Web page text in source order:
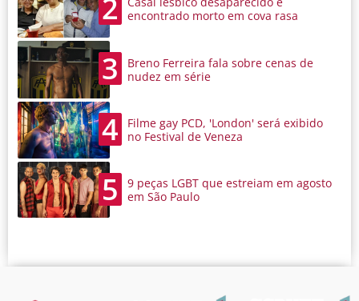
2
encontrado morto em cova rasa
3
Breno Ferreira fala sobre cenas de
nudez em série
4
Filme gay PCD, 'London' será exibido
no Festival de Veneza
5
9 peças LGBT que estreiam em agosto
em São Paulo